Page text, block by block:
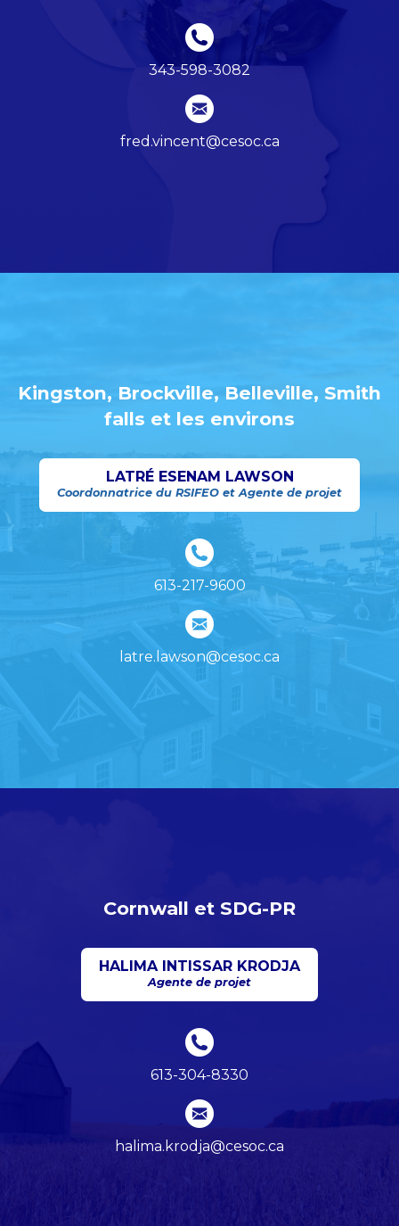
343-598-3082
fred.vincent@cesoc.ca
Kingston, Brockville, Belleville, Smith
falls et les environs
LATRÉ ESENAM LAWSON
Coordonnatrice du RSIFEO et Agente de projet
613-217-9600
latre.lawson@cesoc.ca
Cornwall et SDG-PR
HALIMA INTISSAR KRODJA
Agente de projet
613-304-8330
halima.krodja@cesoc.ca